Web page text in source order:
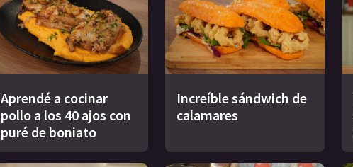
Aprendé a cocinar
pollo a los 40 ajos con
puré de boniato
Increíble sándwich de
calamares